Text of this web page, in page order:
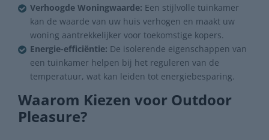
Verhoogde Woningwaarde: Een stijlvolle tuinkamer
kan de waarde van uw huis verhogen en maakt uw
woning aantrekkelijker voor toekomstige kopers.
Energie-efficiëntie: De isolerende eigenschappen van
een tuinkamer helpen bij het reguleren van de
temperatuur, wat kan leiden tot energiebesparing.
Waarom Kiezen voor Outdoor
Pleasure?